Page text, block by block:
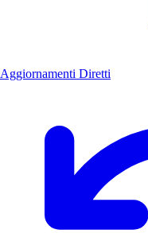
Aggiornamenti Diretti